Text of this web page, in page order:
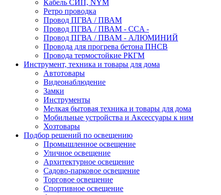
Кабель СИП, NYM
Ретро проводка
Провод ПГВА / ПВАМ
Провод ПГВА / ПВАМ - CCA -
Провод ПГВА / ПВАМ - АЛЮМИНИЙ
Провода для прогрева бетона ПНСВ
Провода термостойкие РКГМ
Инструмент, техника и товары для дома
Автотовары
Видеонаблюдение
Замки
Инструменты
Мелкая бытовая техника и товары для дома
Мобильные устройства и Аксессуары к ним
Хозтовары
Подбор решений по освещению
Промышленное освещение
Уличное освещение
Архитектурное освещение
Садово-парковое освещение
Торговое освещение
Спортивное освещение